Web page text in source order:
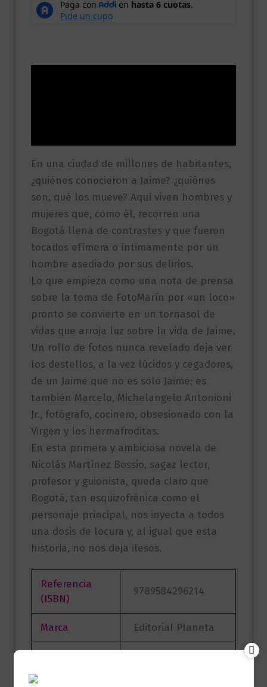
En una ciudad de millones de habitantes,
¿quiénes conocieron a Jaime? ¿quiénes
son, qué los mueve? Aquí viven hombres y
mujeres que, como él, recorren una
Bogotá llena de contrastes y que fueron
tocados efímera o íntimamente por un
hombre asediado por sus delirios.
Lo que empieza como una nota de prensa
sobre la toma de FotoMarín por «un loco»
pronto se convierte en un tornasol de
vidas que arroja luz sobre la vida de Jaime.
Un rollo de fotos nunca revelado deja ver
los destellos, a la vez lúcidos y cegadores,
de un Jaime que no es solo Jaime; es
también Marcelo, Michelangelo Antonioni
Jr., fotógrafo, cocinero, obsesionado con la
Virgen y los hermafroditas.
En esta primera y ambiciosa novela de
Nicolás Martínez Bossio, sagaz lector,
profesor y guionista, queda claro que
Bogotá, tan esquizofrénica como el
personaje principal, nos inyecta a todos
una dosis de locura y, al igual que esta
historia, no nos deja ilesos.
Referencia
(ISBN)
9789584296214
Marca Editorial Planeta